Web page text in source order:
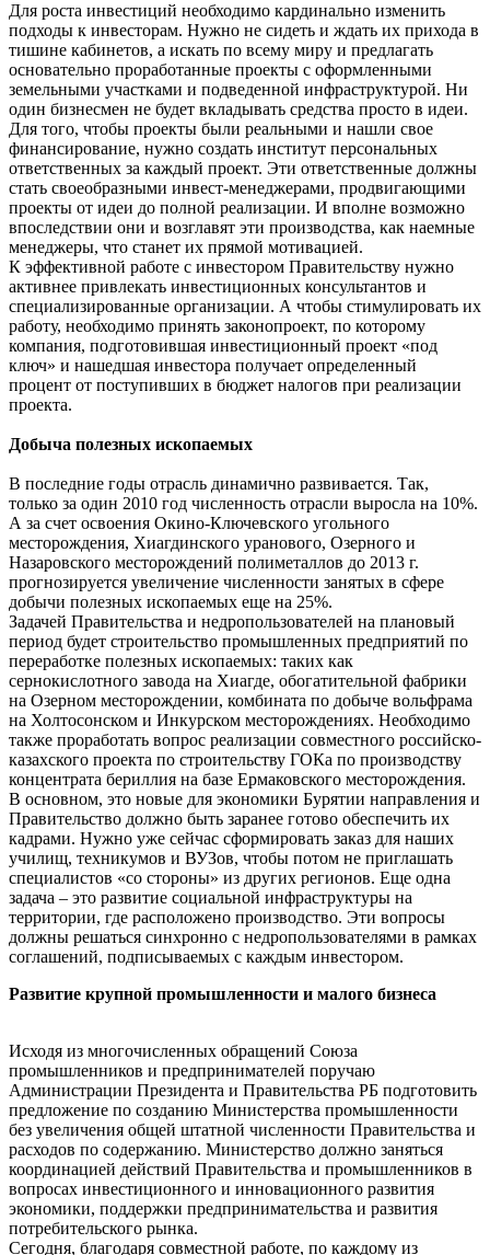
Для роста инвестиций необходимо кардинально изменить
подходы к инвесторам. Нужно не сидеть и ждать их прихода в
тишине кабинетов, а искать по всему миру и предлагать
основательно проработанные проекты с оформленными
земельными участками и подведенной инфраструктурой. Ни
один бизнесмен не будет вкладывать средства просто в идеи.
Для того, чтобы проекты были реальными и нашли свое
финансирование, нужно создать институт персональных
ответственных за каждый проект. Эти ответственные должны
стать своеобразными инвест-менеджерами, продвигающими
проекты от идеи до полной реализации. И вполне возможно
впоследствии они и возглавят эти производства, как наемные
менеджеры, что станет их прямой мотивацией.
К эффективной работе с инвестором Правительству нужно
активнее привлекать инвестиционных консультантов и
специализированные организации. А чтобы стимулировать их
работу, необходимо принять законопроект, по которому
компания, подготовившая инвестиционный проект «под
ключ» и нашедшая инвестора получает определенный
процент от поступивших в бюджет налогов при реализации
проекта.
Добыча полезных ископаемых
В последние годы отрасль динамично развивается. Так,
только за один 2010 год численность отрасли выросла на 10%.
А за счет освоения Окино-Ключевского угольного
месторождения, Хиагдинского уранового, Озерного и
Назаровского месторождений полиметаллов до 2013 г.
прогнозируется увеличение численности занятых в сфере
добычи полезных ископаемых еще на 25%.
Задачей Правительства и недропользователей на плановый
период будет строительство промышленных предприятий по
переработке полезных ископаемых: таких как
сернокислотного завода на Хиагде, обогатительной фабрики
на Озерном месторождении, комбината по добыче вольфрама
на Холтосонском и Инкурском месторождениях. Необходимо
также проработать вопрос реализации совместного российско-
казахского проекта по строительству ГОКа по производству
концентрата бериллия на базе Ермаковского месторождения.
В основном, это новые для экономики Бурятии направления и
Правительство должно быть заранее готово обеспечить их
кадрами. Нужно уже сейчас сформировать заказ для наших
училищ, техникумов и ВУЗов, чтобы потом не приглашать
специалистов «со стороны» из других регионов. Еще одна
задача – это развитие социальной инфраструктуры на
территории, где расположено производство. Эти вопросы
должны решаться синхронно с недропользователями в рамках
соглашений, подписываемых с каждым инвестором.
Развитие крупной промышленности и малого бизнеса
Исходя из многочисленных обращений Союза
промышленников и предпринимателей поручаю
Администрации Президента и Правительства РБ подготовить
предложение по созданию Министерства промышленности
без увеличения общей штатной численности Правительства и
расходов по содержанию. Министерство должно заняться
координацией действий Правительства и промышленников в
вопросах инвестиционного и инновационного развития
экономики, поддержки предпринимательства и развития
потребительского рынка.
Сегодня, благодаря совместной работе, по каждому из